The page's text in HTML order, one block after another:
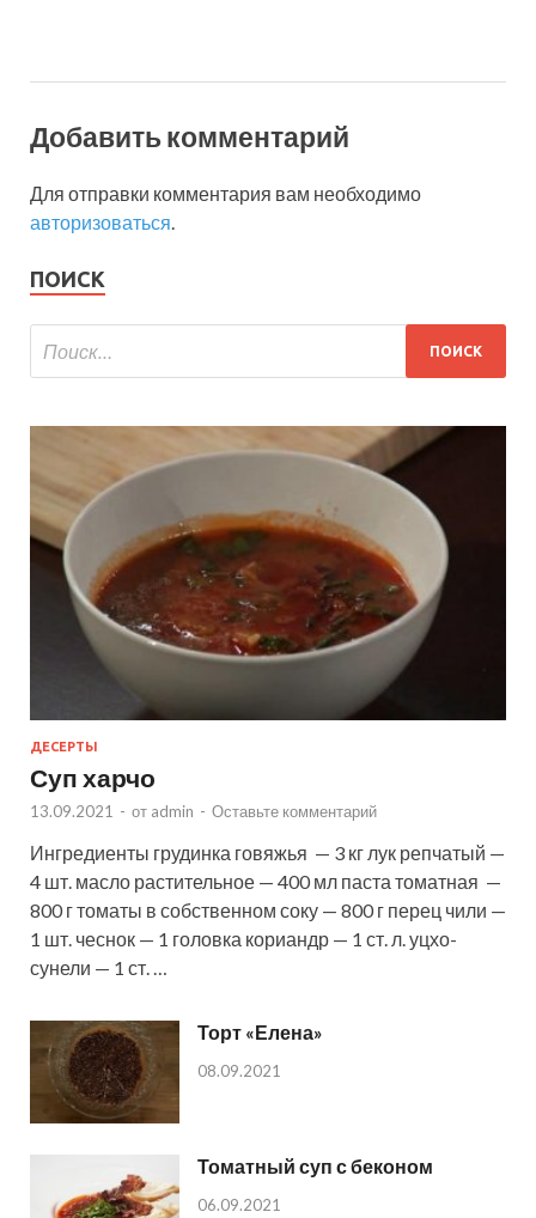
Добавить комментарий
Для отправки комментария вам необходимо
авторизоваться.
ПОИСК
ДЕСЕРТЫ
Суп харчо
13.09.2021 - от admin - Оставьте комментарий
Ингредиенты грудинка говяжья — 3 кг лук репчатый —
4 шт. масло растительное — 400 мл паста томатная —
800 г томаты в собственном соку — 800 г перец чили —
1 шт. чеснок — 1 головка кориандр — 1 ст. л. уцхо-
сунели — 1 ст. …
Торт «Елена»
08.09.2021
Томатный суп с беконом
06.09.2021